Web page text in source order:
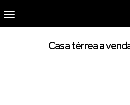
Casa térrea a